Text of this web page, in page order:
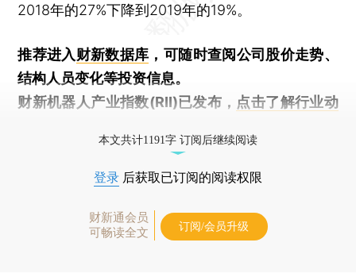
2018年的27%下降到2019年的19%。
推荐进入财新数据库 ，可随时查阅公司股价走势、
结构人员变化等投资信息。
财新机器人产业指数(RII)已发布， 点击了解行业动
本文共计1191字 订阅后继续阅读
登录 后获取已订阅的阅读权限
财新通会员
可畅读全文
订阅/会员升级